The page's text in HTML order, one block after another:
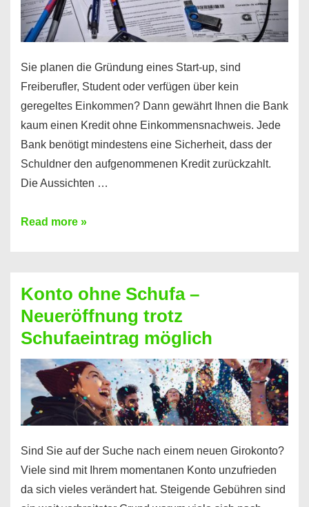
Sie planen die Gründung eines Start-up, sind
Freiberufler, Student oder verfügen über kein
geregeltes Einkommen? Dann gewährt Ihnen die Bank
kaum einen Kredit ohne Einkommensnachweis. Jede
Bank benötigt mindestens eine Sicherheit, dass der
Schuldner den aufgenommenen Kredit zurückzahlt.
Die Aussichten …
Mit
Sie
einen
Kredit
ohne
Einkommensnachweis
Read more »
Konto ohne Schufa –
Neueröffnung trotz
Schufaeintrag möglich
Sind Sie auf der Suche nach einem neuen Girokonto?
Viele sind mit Ihrem momentanen Konto unzufrieden
da sich vieles verändert hat. Steigende Gebühren sind